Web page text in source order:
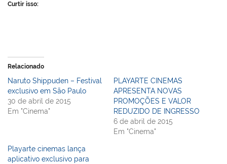
Curtir isso:
Relacionado
Naruto Shippuden – Festival
exclusivo em São Paulo
30 de abril de 2015
Em "Cinema"
PLAYARTE CINEMAS
APRESENTA NOVAS
PROMOÇÕES E VALOR
REDUZIDO DE INGRESSO
6 de abril de 2015
Em "Cinema"
Playarte cinemas lança
aplicativo exclusivo para